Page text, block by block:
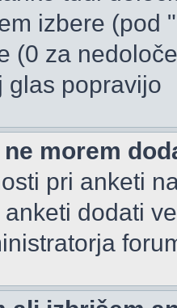
izbere (pod
(0 za
glas popravijo
morem
pri anketi
dodati